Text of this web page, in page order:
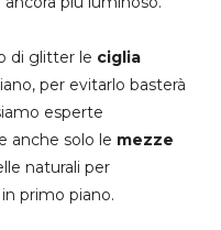
di glitter le ciglia
per evitarlo basterà
esperte
anche solo le mezze
naturali per
primo piano.